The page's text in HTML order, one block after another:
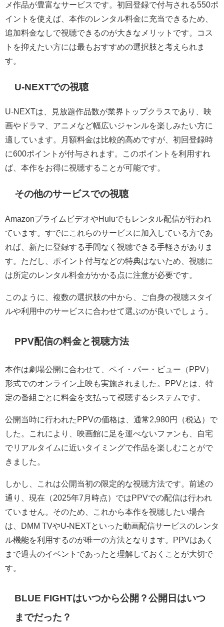
メ作品が豊富なサービスです。初回登録で付与される550ポ
イントを使えば、本作のレンタル料金に充当できるため、
追加料金なしで視聴できるのが大きなメリットです。コス
トを抑えたい方には最もおすすめの選択肢と考えられま
す。
U-NEXTでの視聴
U-NEXTは、見放題作品数が業界トップクラスであり、映
画やドラマ、アニメなど幅広いジャンルを楽しみたい方に
適しています。月額料金は比較的高めですが、初回登録時
に600ポイントが付与されます。このポイントを利用すれ
ば、本作をお得に視聴することが可能です。
その他のサービスでの視聴
AmazonプライムビデオやHuluでもレンタル配信が行われ
ています。すでにこれらのサービスに加入している方であ
れば、新たに登録する手間なく視聴できる手軽さがありま
す。ただし、ポイント付与などの特典はないため、視聴に
は所定のレンタル料金がかかる点に注意が必要です。
このように、複数の選択肢の中から、ご自身の視聴スタイ
ルや利用中のサービスに合わせて選ぶのが良いでしょう。
PPV配信の料金と視聴方法
本作は劇場公開に合わせて、ペイ・パー・ビュー（PPV）
形式でのオンライン上映も実施されました。PPVとは、特
定の番組ごとに料金を支払って視聴するシステムです。
公開当時に行われたPPVの価格は、通常2,980円（税込）で
した。これにより、映画館に足を運べないファンも、自宅
でリアルタイムに近いタイミングで作品を楽しむことがで
きました。
しかし、これは公開当初の限定的な視聴方法です。前述の
通り、現在（2025年7月時点）ではPPVでの配信は行われ
ていません。そのため、これから本作を視聴したい場合
は、DMM TVやU-NEXTといった動画配信サービスのレンタ
ル機能を利用するのが唯一の方法となります。PPVはあく
まで過去のイベントであったと理解しておくことが大切で
す。
BLUE FIGHTはいつから公開？公開日はいつ
までだった？